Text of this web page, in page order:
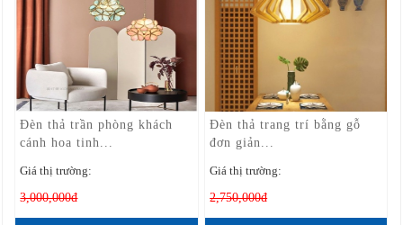
Đèn thả trần phòng khách
cánh hoa tinh...
Giá thị trường:
3,000,000đ
Đèn thả trang trí bằng gỗ
đơn giản...
Giá thị trường:
2,750,000đ